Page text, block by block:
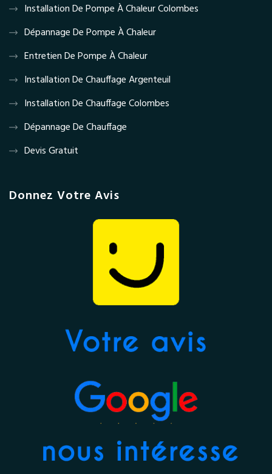
Installation De Pompe À Chaleur Colombes
Dépannage De Pompe À Chaleur
Entretien De Pompe À Chaleur
Installation De Chauffage Argenteuil
Installation De Chauffage Colombes
Dépannage De Chauffage
Devis Gratuit
Donnez Votre Avis